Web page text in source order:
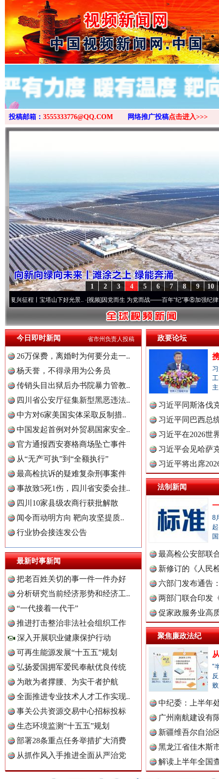
>
投稿邮箱： 3555333776@QQ.COM 网络推广投稿点击进入>>>
10
9
8
7
6
5
4
3
2
1
宝塔山下好光景..·[视频]因党而生 为党而战——百年“纪”事⑧加强纪律..·[视频]牢记
今日即时新闻
26万保费，离婚时为何要分走一..
杨天誉，不得录用为公务员
传销头目出狱后办书院暴力管教..
四川省公安厅征集新型黑恶违法..
中方对6家美国实体采取反制措..
中国发起首例对外贸易国家安全..
官方通报西安赛格商场坠亡事件
从“无产可执”到“全额执行”
最高检抗诉的疑难复杂刑事案件
事故致5死1伤，四川省安委会挂..
四川10家县级农商行获批解散
闻令而动明方向 靶向攻坚提质..
行业协会接连发公告
最新时事新闻
把老百姓关切的事一件一件办好
分析研究当前经济形势和经济工..
“一代接着一代干”
推进打击整治非法社会组织工作
深入开展职业健康保护行动
可再生能源发展“十五五”规划
弘扬爱国拥军爱民奉献优良传统
为敢为者撑腰、为实干者护航
全面推进专业技术人才工作实现..
事关公共资源交易中心招标投标
生态环境监测“十五五”规划
部署28条重点任务举措扩大消费
从抓作风入手推进全面从严治党
省市州负责人投稿 政要论坛
习近平同斯洛伐
习近平同巴西总
习近平在2026世
理高级..
习近平会见哈萨
习近平将出席
球治理..
法制新闻
8
最高检公安部联
周岁未..
新修订的《人民
布
六部门发布通告
两部门联合印发
定》
促家政服务业高
聚焦廉政法纪
"
中纪委：上半年
广州南航建设有
新疆维吾尔自治
黑龙江省佳木斯
解读上半年全国
中国全民新闻网.
中国公众新闻网.
中国公民新闻网.
中国公共新闻网.
中国法制新闻网.
“后车司机肯定在骂我” 全民健
世界屋脊 天路回响
红船起航处 潮起向未来 广州首
三年瞒报超千万 隐匿收入偷税被查处..